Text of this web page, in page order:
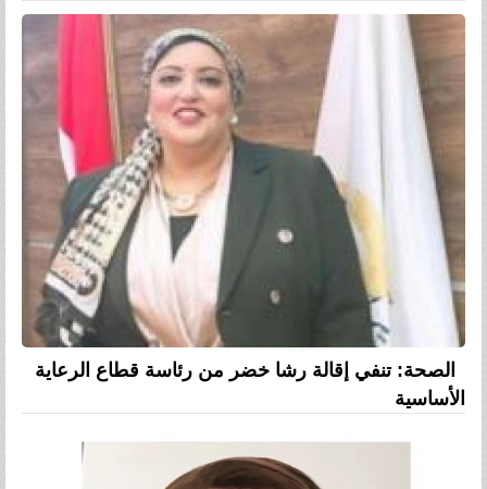
الصحة: تنفي إقالة رشا خضر من رئاسة قطاع الرعاية
الأساسية